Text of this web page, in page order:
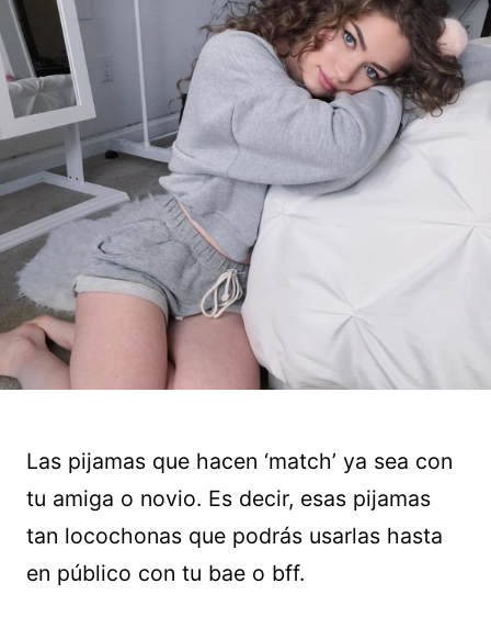
Las pijamas que hacen ‘match’ ya sea con
tu amiga o novio. Es decir, esas pijamas
tan locochonas que podrás usarlas hasta
en público con tu bae o bff.